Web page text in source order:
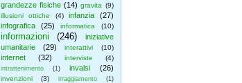
grandezze fisiche (14) gravita (9)
illusioni ottiche
(4) infanzia
(27)
infografica
(25) informatica (10)
informazioni (246)
iniziative
umanitarie
(29) interattivi (10)
internet (32) interviste (4)
intrattenimento (1) invalsi (26)
invenzioni (3) irraggiamento (1)